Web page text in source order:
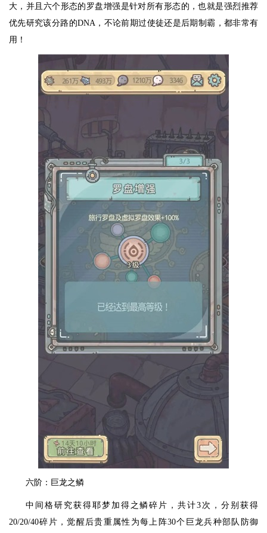
大，并且六个形态的罗盘增强是针对所有形态的，也就是强烈推荐
优先研究该分路的DNA，不论前期过使徒还是后期制霸，都非常有
用！
六阶：巨龙之鳞
中间格研究获得耶梦加得之鳞碎片，共计3次，分别获得
20/20/40碎片，觉醒后贵重属性为每上阵30个巨龙兵种部队防御